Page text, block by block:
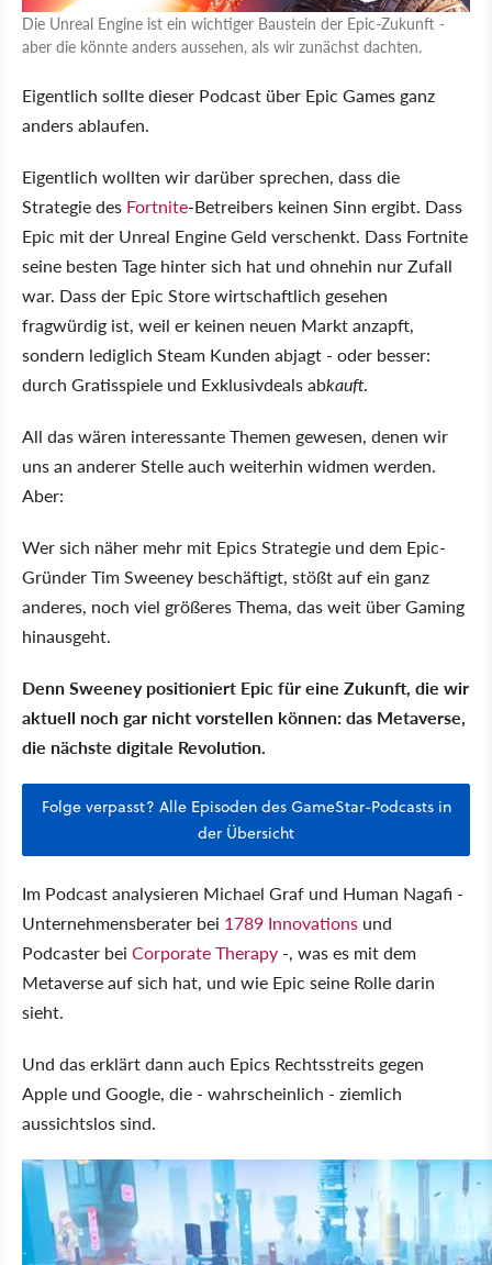
Die Unreal Engine ist ein wichtiger Baustein der Epic-Zukunft -
aber die könnte anders aussehen, als wir zunächst dachten.
Eigentlich sollte dieser Podcast über Epic Games ganz
anders ablaufen.
Eigentlich wollten wir darüber sprechen, dass die
Strategie des Fortnite-Betreibers keinen Sinn ergibt. Dass
Epic mit der Unreal Engine Geld verschenkt. Dass Fortnite
seine besten Tage hinter sich hat und ohnehin nur Zufall
war. Dass der Epic Store wirtschaftlich gesehen
fragwürdig ist, weil er keinen neuen Markt anzapft,
sondern lediglich Steam Kunden abjagt - oder besser:
durch Gratisspiele und Exklusivdeals abkauft.
All das wären interessante Themen gewesen, denen wir
uns an anderer Stelle auch weiterhin widmen werden.
Aber:
Wer sich näher mehr mit Epics Strategie und dem Epic-
Gründer Tim Sweeney beschäftigt, stößt auf ein ganz
anderes, noch viel größeres Thema, das weit über Gaming
hinausgeht.
Denn Sweeney positioniert Epic für eine Zukunft, die wir
aktuell noch gar nicht vorstellen können: das Metaverse,
die nächste digitale Revolution.
Folge verpasst? Alle Episoden des GameStar-Podcasts in
der Übersicht
Im Podcast analysieren Michael Graf und Human Nagafi -
Unternehmensberater bei 1789 Innovations und
Podcaster bei Corporate Therapy -, was es mit dem
Metaverse auf sich hat, und wie Epic seine Rolle darin
sieht.
Und das erklärt dann auch Epics Rechtsstreits gegen
Apple und Google, die - wahrscheinlich - ziemlich
aussichtslos sind.